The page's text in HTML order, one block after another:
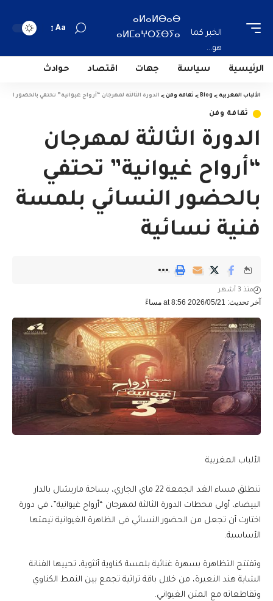
الخبر كما
هو...
ⴰⵍⴰⵍⴱⴰⴱ
ⴰⵍⵎⴰⵖⵔⵉⴱⵢⴰ
Aa
الرئيسية سياسة جهات اقتصاد حوادث
الألباب المغربية >
Blog
> ثقافة وفن > الدورة الثالثة لمهرجان “أرواح غيوانية” تحتفي بالحضور
ثقافة وفن
الدورة الثالثة لمهرجان
“أرواح غيوانية” تحتفي
بالحضور النسائي بلمسة
فنية نسائية
آخر تحديث: 2026/05/21 at 8:56 مساءً
منذ 3 أشهر
الألباب المغربية
تنطلق مساء الغد الجمعة 22 ماي الجاري، بساحة ماريشال بالدار
البيضاء، أولى محطات الدورة الثالثة لمهرجان “أرواح غيوانية”، في دورة
اختارت أن تجعل من الحضور النسائي في الظاهرة الغيوانية تيمتها
الأساسية.
وتفتتح التظاهرة بسهرة غنائية بلمسة كناوية أنثوية، تحييها الفنانة
الشابة هند النعيرة، من خلال باقة تراثية تجمع بين النمط الكناوي
وتقاطعاته مع المتن الغيواني.